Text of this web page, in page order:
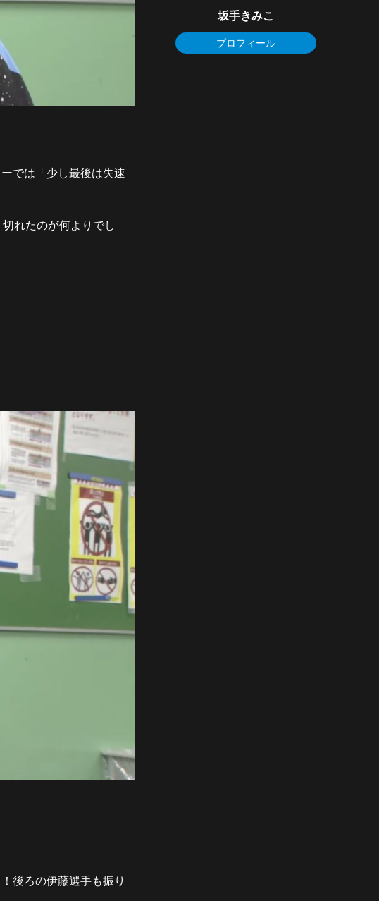
では「少し最後は失速
れたのが何よりでし
後ろの伊藤選手も振り
坂手きみこ
プロフィール